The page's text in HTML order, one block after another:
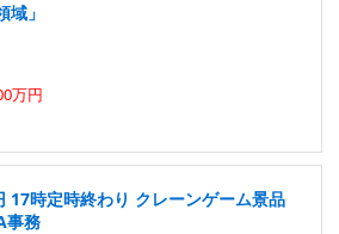
」
万円
17時定時終わり クレーンゲーム景品
事務